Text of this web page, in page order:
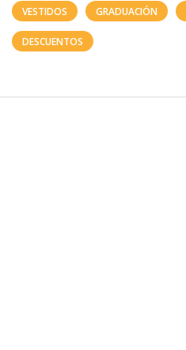
VESTIDOS GRADUACIÓN
DESCUENTOS